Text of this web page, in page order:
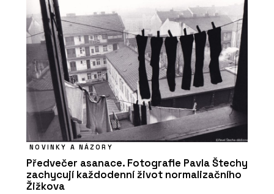
NOVINKY A NÁZORY
Předvečer asanace. Fotografie Pavla Štechy
zachycují každodenní život normalizačního
Žižkova